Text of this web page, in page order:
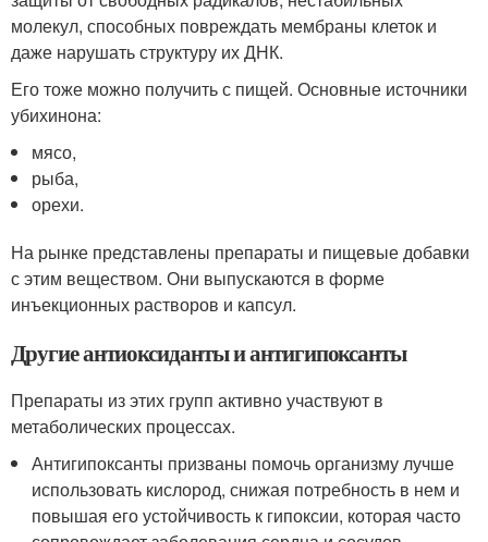
молекул, способных повреждать мембраны клеток и
даже нарушать структуру их ДНК.
Его тоже можно получить с пищей. Основные источники
убихинона:
мясо,
рыба,
орехи.
На рынке представлены препараты и пищевые добавки
с этим веществом. Они выпускаются в форме
инъекционных растворов и капсул.
Другие антиоксиданты и антигипоксанты
Препараты из этих групп активно участвуют в
метаболических процессах.
Антигипоксанты призваны помочь организму лучше
использовать кислород, снижая потребность в нем и
повышая его устойчивость к гипоксии, которая часто